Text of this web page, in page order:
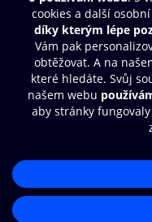
Moje O2 Knihovna
Další zábava
© O2 Czech Republic a.s.
Zásady zpracování